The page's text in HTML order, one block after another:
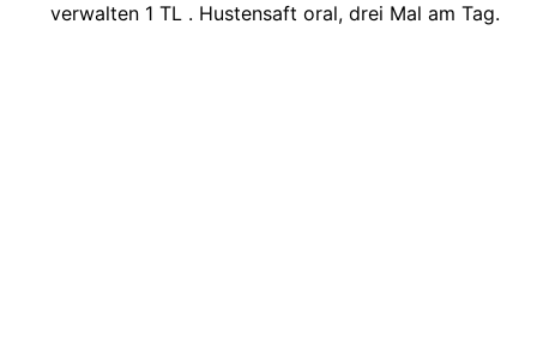
verwalten 1 TL . Hustensaft oral, drei Mal am Tag.